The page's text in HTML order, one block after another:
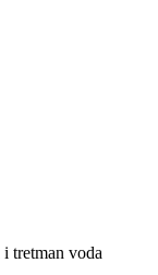
tretman voda